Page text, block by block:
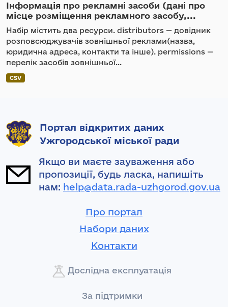
Інформація про рекламні засоби (дані про
місце розміщення рекламного засобу,...
Набір містить два ресурси. distributors — довідник
розповсюджувачів зовнішньої реклами(назва,
юридична адреса, контакти та інше). permissions —
перелік засобів зовнішньої...
CSV
Портал відкритих даних
Ужгородської міської ради
Якщо ви маєте зауваження або
пропозиції, будь ласка, напишіть
нам: help@data.rada-uzhgorod.gov.ua
Про портал
Набори даних
Контакти
Дослідна експлуатація
За підтримки